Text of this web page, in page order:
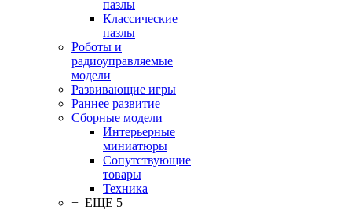
пазлы
Классические
пазлы
Роботы и
радиоуправляемые
модели
Развивающие игры
Раннее развитие
Сборные модели
Интерьерные
миниатюры
Сопутствующие
товары
Техника
+ ЕЩЕ 5